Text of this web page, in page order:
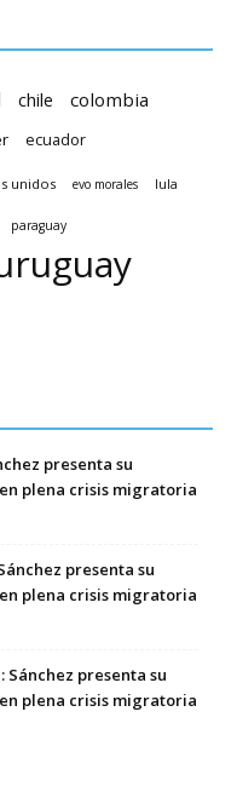
chile colombia
ecuador
unidos evo morales lula
paraguay
presenta su
plena crisis migratoria
presenta su
plena crisis migratoria
Sánchez presenta su
plena crisis migratoria